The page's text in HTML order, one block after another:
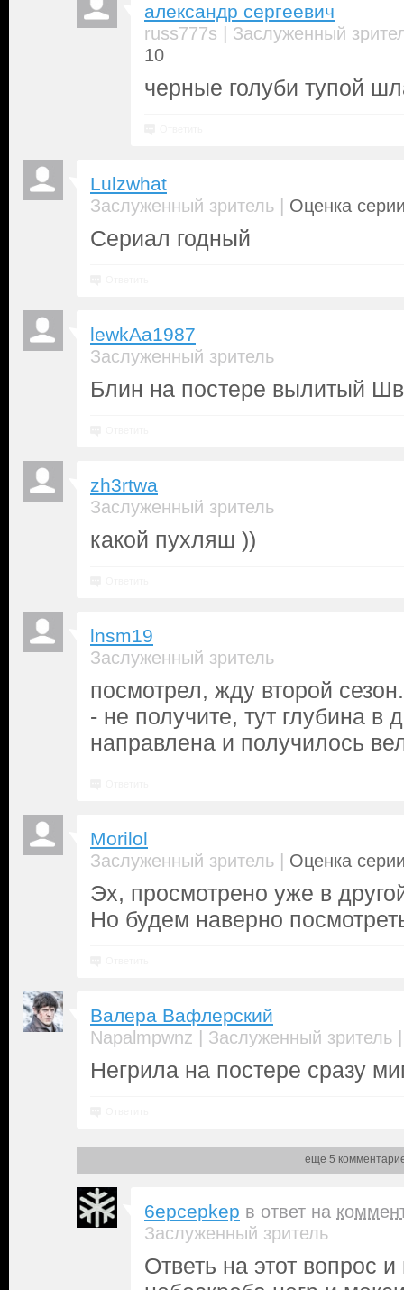
александр сергеевич
russ777s | Заслуженный
10
черные голуби тупой
Lulzwhat
Заслуженный зритель | Оценка
Сериал годный
lewkAa1987
Заслуженный зритель
Блин на постере вылитый
zh3rtwa
Заслуженный зритель
какой пухляш ))
lnsm19
Заслуженный зритель
посмотрел, жду второй
- не получите, тут глубина в
направлена и получилось
Morilol
Заслуженный зритель | Оценка
Эх, просмотрено уже в
Но будем наверно
Валера Вафлерский
Napalmpwnz | Заслуженный зритель
Негрила на постере сразу
еще 5
6epcepkep в ответ на
Заслуженный зритель
Ответь на этот вопрос